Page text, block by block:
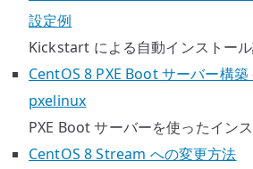
設定例
Kickstart による自動インストール
CentOS 8 PXE Boot サーバー構築
pxelinux
PXE Boot サーバーを使ったイン
CentOS 8 Stream への変更方法